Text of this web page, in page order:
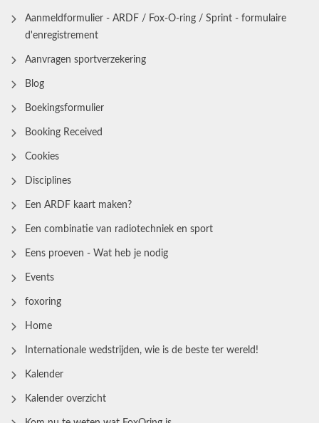
Aanmeldformulier - ARDF / Fox-O-ring / Sprint - formulaire
d'enregistrement
Aanvragen sportverzekering
Blog
Boekingsformulier
Booking Received
Cookies
Disciplines
Een ARDF kaart maken?
Een combinatie van radiotechniek en sport
Eens proeven - Wat heb je nodig
Events
foxoring
Home
Internationale wedstrijden, wie is de beste ter wereld!
Kalender
Kalender overzicht